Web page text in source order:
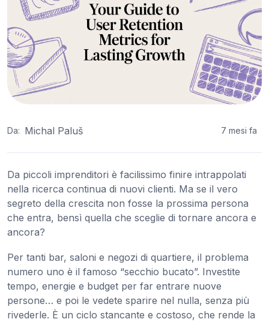
Da: Michal Paluš 7 mesi fa
Da piccoli imprenditori è facilissimo finire intrappolati
nella ricerca continua di nuovi clienti. Ma se il vero
segreto della crescita non fosse la prossima persona
che entra, bensì quella che sceglie di tornare ancora e
ancora?
Per tanti bar, saloni e negozi di quartiere, il problema
numero uno è il famoso “secchio bucato”. Investite
tempo, energie e budget per far entrare nuove
persone… e poi le vedete sparire nel nulla, senza più
rivederle. È un ciclo stancante e costoso, che rende la